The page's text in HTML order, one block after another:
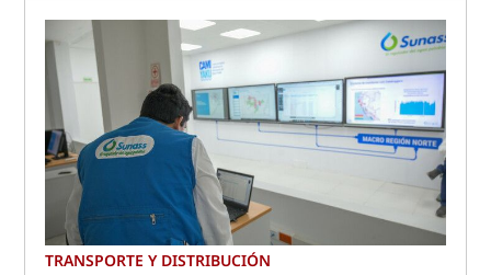
TRANSPORTE Y DISTRIBUCIÓN